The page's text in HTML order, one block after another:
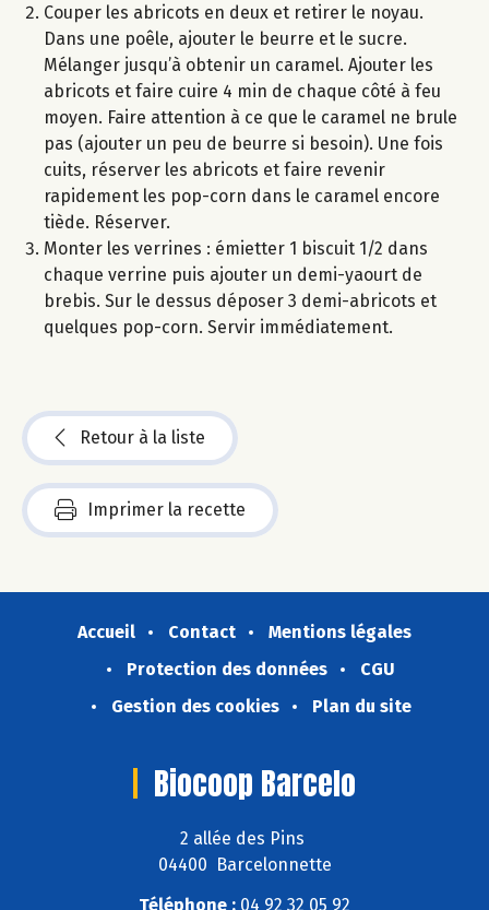
Couper les abricots en deux et retirer le noyau.
Dans une poêle, ajouter le beurre et le sucre.
Mélanger jusqu’à obtenir un caramel. Ajouter les
abricots et faire cuire 4 min de chaque côté à feu
moyen. Faire attention à ce que le caramel ne brule
pas (ajouter un peu de beurre si besoin). Une fois
cuits, réserver les abricots et faire revenir
rapidement les pop-corn dans le caramel encore
tiède. Réserver.
Monter les verrines : émietter 1 biscuit 1/2 dans
chaque verrine puis ajouter un demi-yaourt de
brebis. Sur le dessus déposer 3 demi-abricots et
quelques pop-corn. Servir immédiatement.
Retour à la liste
Imprimer la recette
Accueil Contact
Mentions légales
Protection des données
CGU
Gestion des cookies
Plan du site
Biocoop Barcelo
2 allée des Pins
04400 Barcelonnette
Téléphone : 04 92 32 05 92